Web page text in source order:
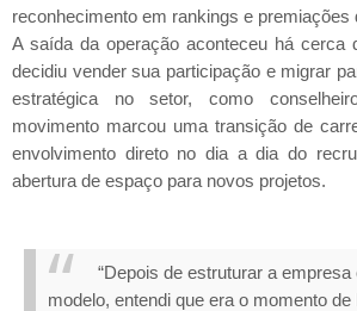
reconhecimento em rankings e premiações
A saída da operação aconteceu há cerca
decidiu vender sua participação e migrar
estratégica no setor, como
movimento marcou uma transição de
envolvimento direto no dia a dia do
abertura de espaço para novos projetos.
“Depois de estruturar a
modelo, entendi que era o momento